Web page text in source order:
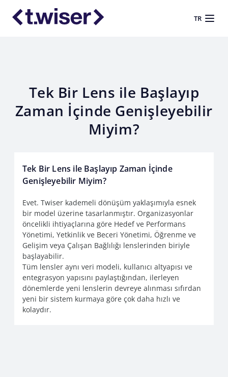
TR
Tek Bir Lens ile Başlayıp
Zaman İçinde Genişleyebilir
Miyim?
Tek Bir Lens ile Başlayıp Zaman İçinde
Genişleyebilir Miyim?
Evet. Twiser kademeli dönüşüm yaklaşımıyla esnek
bir model üzerine tasarlanmıştır. Organizasyonlar
öncelikli ihtiyaçlarına göre Hedef ve Performans
Yönetimi, Yetkinlik ve Beceri Yönetimi, Öğrenme ve
Gelişim veya Çalışan Bağlılığı lenslerinden biriyle
başlayabilir.
Tüm lensler aynı veri modeli, kullanıcı altyapısı ve
entegrasyon yapısını paylaştığından, ilerleyen
dönemlerde yeni lenslerin devreye alınması sıfırdan
yeni bir sistem kurmaya göre çok daha hızlı ve
kolaydır.